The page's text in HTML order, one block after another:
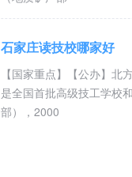
石家庄读技校哪家好
【国家重点】【公办】
是全国首批高级技工学校
部），2000